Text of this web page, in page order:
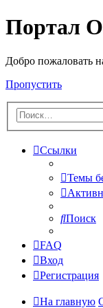
Портал
Добро пожаловать
Пропустить
Ссылки
Темы
Поиск
FAQ
Вход
Регистрация
На главную